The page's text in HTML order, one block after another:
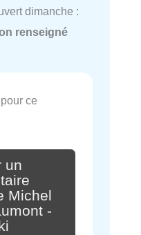
dimanche :
renseigné
ce
un
Michel
-